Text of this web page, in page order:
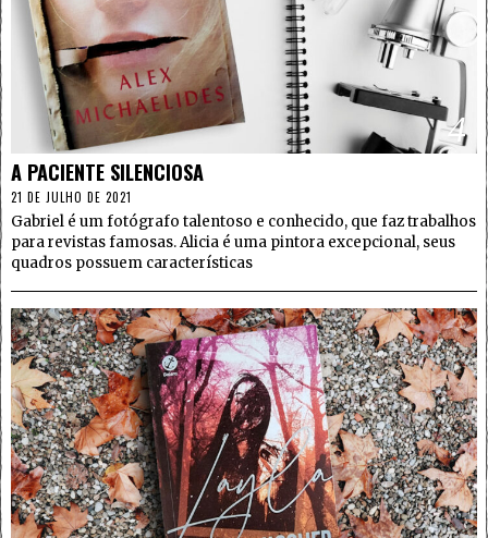
4
A PACIENTE SILENCIOSA
21 DE JULHO DE 2021
Gabriel é um fotógrafo talentoso e conhecido, que faz trabalhos
para revistas famosas. Alicia é uma pintora excepcional, seus
quadros possuem características